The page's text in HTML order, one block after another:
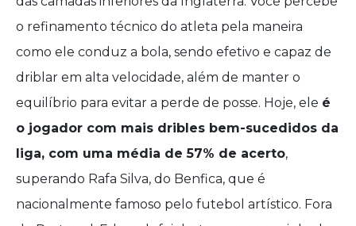
o refinamento técnico do atleta pela maneira
como ele conduz a bola, sendo efetivo e capaz de
driblar em alta velocidade, além de manter o
equilíbrio para evitar a perde de posse. Hoje, ele é
o jogador com mais dribles bem-sucedidos da
liga, com uma média de 57% de acerto,
superando Rafa Silva, do Benfica, que é
nacionalmente famoso pelo futebol artístico. Fora